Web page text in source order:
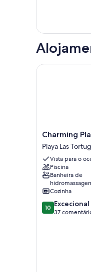
privativa,
junto
ao
quarto:
Estúdio
Comfort,
1
Charming
Playa
Las
Tortugas
Villa
Playa
Las
Tortugas,
Charming
Playa Las
Vista para o
Piscina
Banheira de
Cozinha
Pontuação
de
10 Excecional
37
Charming